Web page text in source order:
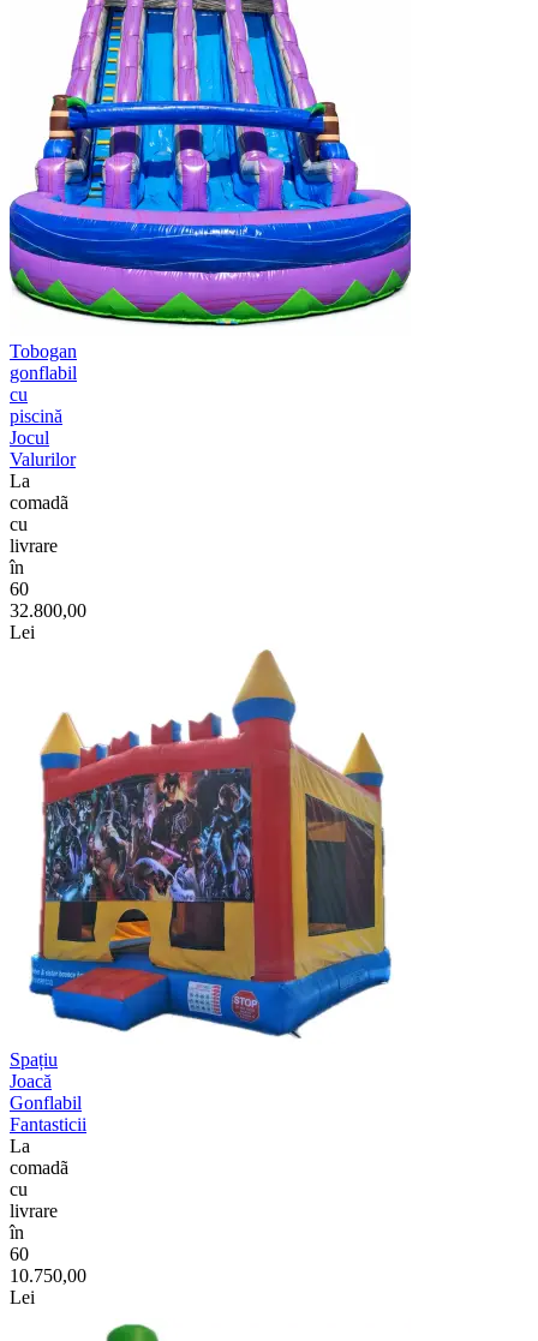
Tobogan
gonflabil
cu
piscină
Jocul
Valurilor
La
comadã
cu
livrare
în
60
32.800,00
Lei
Spațiu
Joacă
Gonflabil
Fantasticii
La
comadã
cu
livrare
în
60
10.750,00
Lei